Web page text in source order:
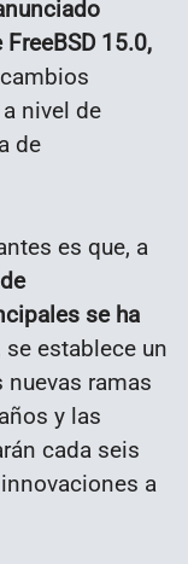
15.0,
nivel de
de
es que, a
se ha
se establece un
ramas
y las
cada seis
a